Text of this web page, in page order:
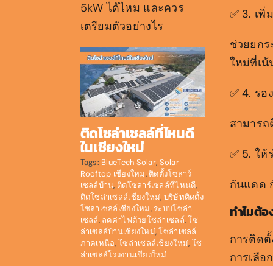
5kW ได้ไหม และควร
เตรียมตัวอย่างไร
ติดโซล่าเซลล์ที่ไหนดี
ในเชียงใหม่
Tags: BlueTech Solar, Solar
Rooftop เชียงใหม่, ติดตั้งโซลาร์
เซลล์บ้าน, ติดโซลาร์เซลล์ที่ไหนดี,
ติดโซล่าเซลล์เชียงใหม่, บริษัทติดตั้ง
โซล่าเซลล์เชียงใหม่,ระบบโซล่า
เซลล์, ลดค่าไฟด้วยโซล่าเซลล์,โซ
ล่าเซลล์บ้านเชียงใหม่,โซล่าเซลล์
ภาคเหนือ,โซล่าเซลล์เชียงใหม่, โซ
ล่าเซลล์โรงงานเชียงใหม่
✅ 3. เ
ช่วยยก
ใหม่ที่เน้
✅ 4. ร
สามาร
✅ 5. ให้
กันแดด
ทำไมต้
การติด
การเลื